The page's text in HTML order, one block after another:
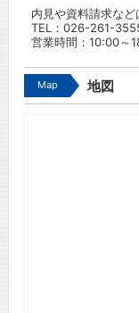
内見や資料請求など
TEL： 026-261-
営業時間：10:00～
Map 地図